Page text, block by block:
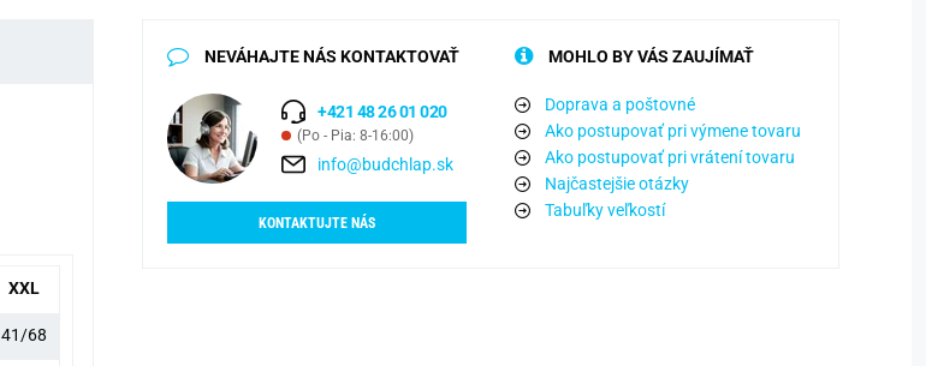
XXL
41/68
NEVÁHAJTE NÁS KONTAKTOVAŤ
+421 48 26 01 020
(Po - Pia: 8-16:00)
info@budchlap.sk
KONTAKTUJTE NÁS
MOHLO BY VÁS ZAUJÍMAŤ
Doprava a poštovné
Ako postupovať pri výmene tovaru
Ako postupovať pri vrátení tovaru
Najčastejšie otázky
Tabuľky veľkostí